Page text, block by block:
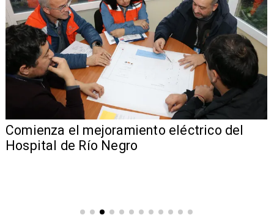
Comienza el mejoramiento eléctrico del
Hospital de Río Negro